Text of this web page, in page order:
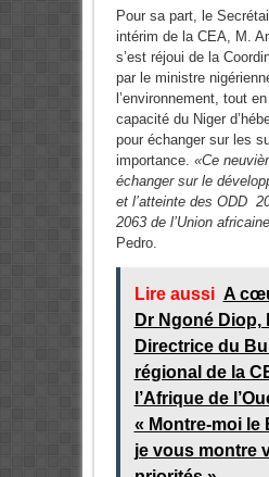
Pour sa part, le
intérim de la CEA, M.
s’est réjoui de la
par le ministre
l’environnement, tout
capacité du Niger
pour échanger sur les
importance. «Ce
échanger sur le
et l’atteinte des ODD
2063 de l’Union
Pedro.
Lire aussi A
Dr Ngoné Diop,
Directrice du
régional de la
l’Afrique de
« Montre-moi le
je vous montre